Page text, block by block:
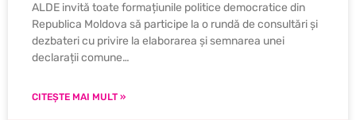
ALDE invită toate formațiunile politice democratice din
Republica Moldova să participe la o rundă de consultări și
dezbateri cu privire la elaborarea și semnarea unei
declarații comune…
CITEȘTE MAI MULT »